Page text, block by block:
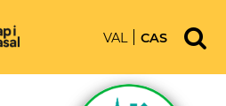
VAL CAS